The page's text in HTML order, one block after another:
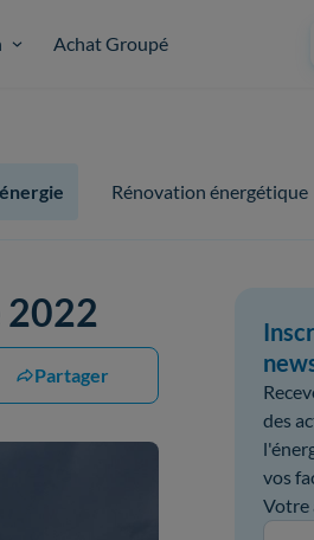
Achat Groupé
Rénovation énergétique
2022
Partager
des
vos
Votre